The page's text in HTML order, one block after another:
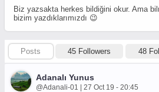
Licence
Biz yazsakta herkes bildiğini okur. Ama
bizim yazdıklarımızdı 😉
Posts 45 Followers 48
Adanalı Yunus
@Adanali-01 | 27 Oct 19 - 20:45